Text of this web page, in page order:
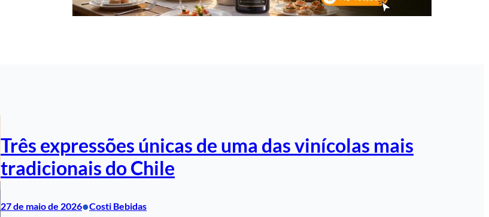
Três expressões únicas de uma das vinícolas mais
tradicionais do Chile
27 de maio de 2026•Costi Bebidas